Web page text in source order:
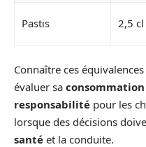
Pastis 2,5 cl
Connaître ces
évaluer sa consommation
responsabilité pour les
lorsque des décisions
santé et la conduite.